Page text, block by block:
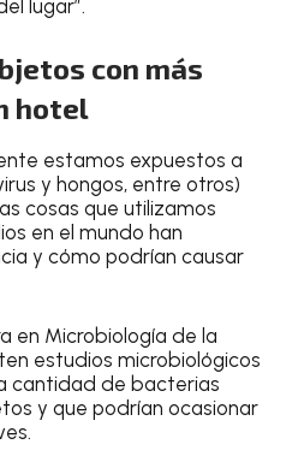
lugar”.
con más
hotel
estamos expuestos a
y hongos, entre otros)
cosas que utilizamos
en el mundo han
y cómo podrían causar
en Microbiología de la
estudios microbiológicos
cantidad de bacterias
y que podrían ocasionar